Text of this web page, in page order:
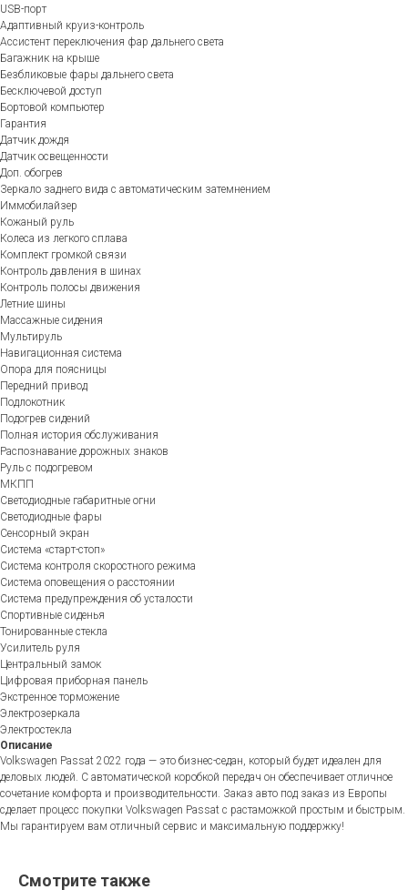
USB-порт
Адаптивный круиз-контроль
Ассистент переключения фар дальнего света
Багажник на крыше
Безбликовые фары дальнего света
Бесключевой доступ
Бортовой компьютер
Гарантия
Датчик дождя
Датчик освещенности
Доп. обогрев
Зеркало заднего вида с автоматическим затемнением
Иммобилайзер
Кожаный руль
Колеса из легкого сплава
Комплект громкой связи
Контроль давления в шинах
Контроль полосы движения
Летние шины
Массажные сидения
Мультируль
Навигационная система
Опора для поясницы
Передний привод
Подлокотник
Подогрев сидений
Полная история обслуживания
Распознавание дорожных знаков
Руль с подогревом
МКПП
Светодиодные габаритные огни
Светодиодные фары
Сенсорный экран
Система «старт-стоп»
Система контроля скоростного режима
Система оповещения о расстоянии
Система предупреждения об усталости
Спортивные сиденья
Тонированные стекла
Усилитель руля
Центральный замок
Цифровая приборная панель
Экстренное торможение
Электрозеркала
Электростекла
Описание
Volkswagen Passat 2022 года — это бизнес-седан, который будет идеален для
деловых людей. С автоматической коробкой передач он обеспечивает отличное
сочетание комфорта и производительности. Заказ авто под заказ из Европы
сделает процесс покупки Volkswagen Passat с растаможкой простым и быстрым.
Мы гарантируем вам отличный сервис и максимальную поддержку!
Смотрите также